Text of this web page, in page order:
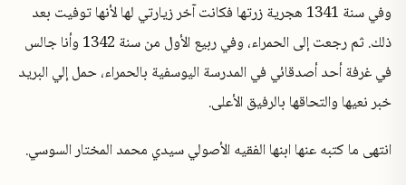
وفي سنة 1341 هجرية زرتها فكانت آخر زيارتي لها لأنها توفيت بعد
ذلك. ثم رجعت إلى الحمراء، وفي ربيع الأول من سنة 1342 وأنا جالس
في غرفة أحد أصدقائي في المدرسة اليوسفية بالحمراء، حمل إلي البريد
خبر نعيها والتحاقها بالرفيق الأعلى.
انتهى ما كتبه عنها ابنها الفقيه الأصولي سيدي محمد المختار السوسي.